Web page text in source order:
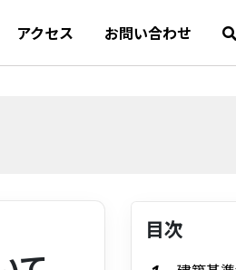
アクセス お問い合わせ
目次